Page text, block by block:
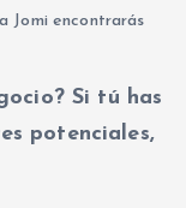
Jomi encontrarás
Si tú has
potenciales,